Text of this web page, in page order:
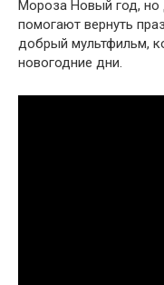
Мороза Новый год, но
помогают вернуть
добрый мультфильм,
новогодние дни.